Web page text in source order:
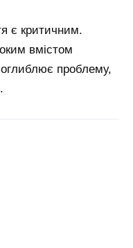
є критичним.
вмістом
проблему,